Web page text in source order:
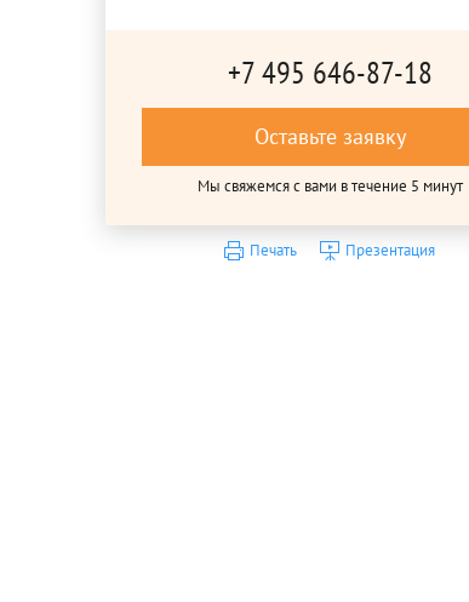
+7 495 646-87-18
Оставьте заявку
Мы свяжемся с вами в течение 5 минут
Печать Презентация